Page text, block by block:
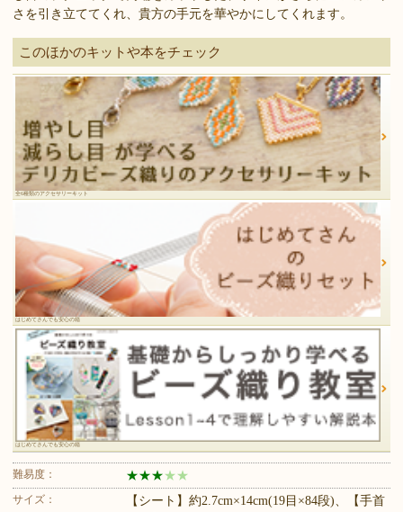
さを引き立ててくれ、貴方の手元を華やかにしてくれます。
このほかのキットや本をチェック
全6種類のアクセサリーキット
はじめてさんでも安心の箱
はじめてさんでも安心の箱
難易度： ★★★ ★ ★
サイズ：
【シート】約2.7cm×14cm(19目×84段)、【手首